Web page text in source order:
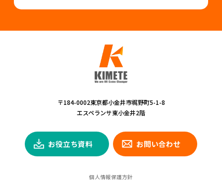
〒184-0002東京都小金井市梶野町5-1-8
エスペランサ東小金井2階
お役立ち資料 お問い合わせ
個人情報保護方針